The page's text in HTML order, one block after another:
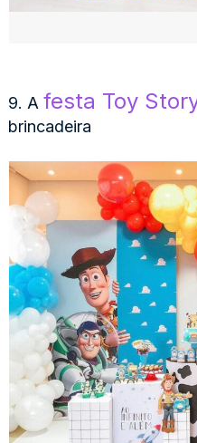
9. Afesta Toy
brincadeira